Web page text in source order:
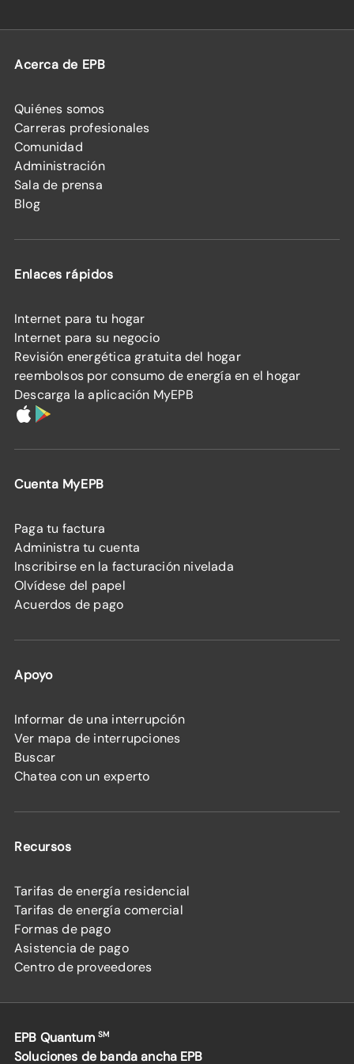
Acerca de EPB
Quiénes somos
Carreras profesionales
Comunidad
Administración
Sala de prensa
Blog
Enlaces rápidos
Internet para tu hogar
Internet para su negocio
Revisión energética gratuita del hogar
reembolsos por consumo de energía en el hogar
Descarga la aplicación MyEPB
Cuenta MyEPB
Paga tu factura
Administra tu cuenta
Inscribirse en la facturación nivelada
Olvídese del papel
Acuerdos de pago
Apoyo
Informar de una interrupción
Ver mapa de interrupciones
Buscar
Chatea con un experto
Recursos
Tarifas de energía residencial
Tarifas de energía comercial
Formas de pago
Asistencia de pago
Centro de proveedores
EPB Quantum SM
Soluciones de banda ancha EPB